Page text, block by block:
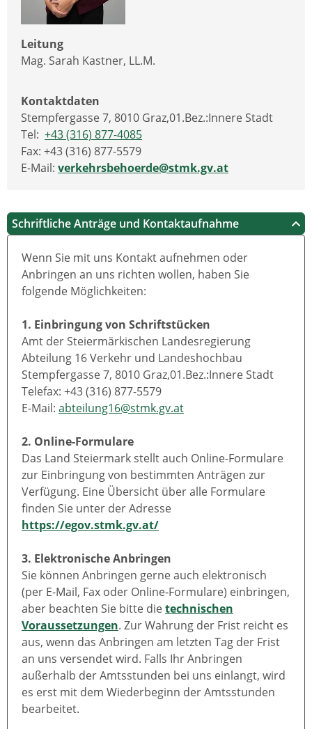
Leitung
Mag. Sarah Kastner, LL.M.
Kontaktdaten
Stempfergasse 7, 8010 Graz,01.Bez.:Innere Stadt
Tel: +43 (316) 877-4085
Fax: +43 (316) 877-5579
E-Mail: verkehrsbehoerde@stmk.gv.at
Schriftliche Anträge und Kontaktaufnahme
Wenn Sie mit uns Kontakt aufnehmen oder
Anbringen an uns richten wollen, haben Sie
folgende Möglichkeiten:
1. Einbringung von Schriftstücken
Amt der Steiermärkischen Landesregierung
Abteilung 16 Verkehr und Landeshochbau
Stempfergasse 7, 8010 Graz,01.Bez.:Innere Stadt
Telefax: +43 (316) 877-5579
E-Mail: abteilung16@stmk.gv.at
2. Online-Formulare
Das Land Steiermark stellt auch Online-Formulare
zur Einbringung von bestimmten Anträgen zur
Verfügung. Eine Übersicht über alle Formulare
finden Sie unter der Adresse
https://egov.stmk.gv.at/
3. Elektronische Anbringen
Sie können Anbringen gerne auch elektronisch
(per E-Mail, Fax oder Online-Formulare) einbringen,
aber beachten Sie bitte dietechnischen
Voraussetzungen. Zur Wahrung der Frist reicht es
aus, wenn das Anbringen am letzten Tag der Frist
an uns versendet wird. Falls Ihr Anbringen
außerhalb der Amtsstunden bei uns einlangt, wird
es erst mit dem Wiederbeginn der Amtsstunden
bearbeitet.